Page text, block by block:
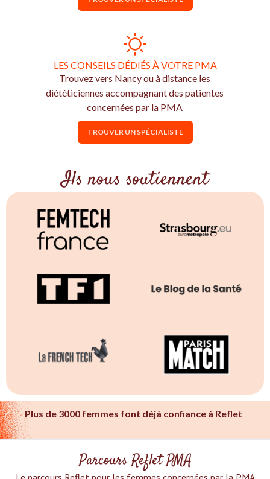
LES CONSEILS DÉDIÉS À VOTRE PMA
Trouvez vers Nancy ou à distance les
diététiciennes accompagnant des patientes
concernées par la PMA
TROUVER UN SPÉCIALISTE
Ils nous soutiennent
Plus de 3000 femmes font déjà confiance à Reflet
Parcours Reflet PMA